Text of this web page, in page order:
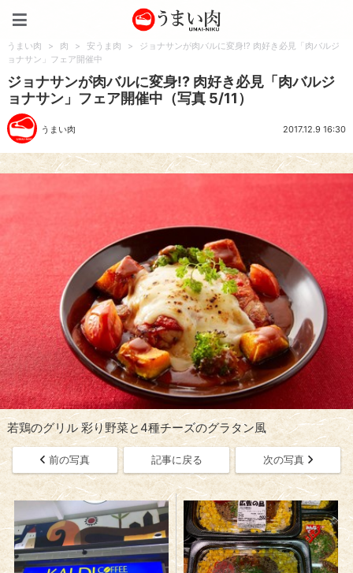
うまい肉 > 肉 > 安うま肉 >
ジョナサンが肉バルに変身!? 肉好き必見「肉バルジ
ョナサン」フェア開催中
ジョナサンが肉バルに変身!? 肉好き必見「肉バルジ
ョナサン」フェア開催中（写真 5/11）
うまい肉 2017.12.9 16:30
若鶏のグリル 彩り野菜と4種チーズのグラタン風
前の写真 記事に戻る 次の写真